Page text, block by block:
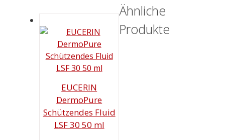
10,99 €.
EUCERIN
DermoPure
Schützendes Fluid
LSF 30 50 ml
Ähnliche
Produkte